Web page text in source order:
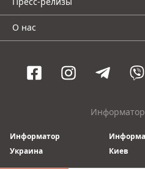
О нас
Информатор
Украина
Киев